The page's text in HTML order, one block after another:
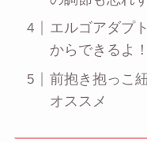
エルゴアダプ
からできるよ！
前抱き抱っこ
オススメ